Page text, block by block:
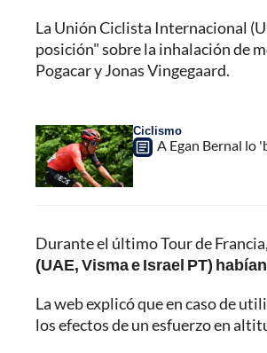
La Unión Ciclista Internacional
posición" sobre la inhalación de
Pogacar y Jonas Vingegaard.
Ciclismo
A Egan Bernal lo
Durante el último Tour de Francia,
(UAE, Visma e Israel PT)
La web explicó que en caso de
los efectos de un esfuerzo en